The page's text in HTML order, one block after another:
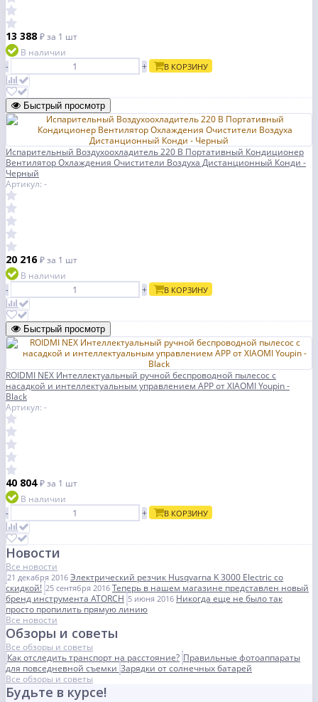
13 388 ₽за 1 шт
В наличии
-
+ В КОРЗИНУ
Быстрый просмотр
Испарительный Воздухоохладитель 220 В Портативный Кондиционер
Вентилятор Охлаждения Очистители Воздуха Дистанционный Конди -
Черный
Артикул: -
20 216₽за 1 шт
В наличии
-
+ В КОРЗИНУ
Быстрый просмотр
ROIDMI NEX Интеллектуальный ручной беспроводной пылесос с
насадкой и интеллектуальным управлением APP от XIAOMI Youpin -
Black
Артикул: -
40 804₽за 1 шт
В наличии
-
+ В КОРЗИНУ
Новости
Все новости
21 декабря 2016 Электрический резчик Husqvarna K 3000 Electric со
скидкой! 25 сентября 2016 Теперь в нашем магазине представлен новый
бренд инструмента ATORCH 5 июня 2016 Никогда еще не было так
просто пропилить прямую линию
Все новости
Обзоры и советы
Все обзоры и советы
Как отследить транспорт на расстояние? Правильные фотоаппараты
для повседневной съемки Зарядки от солнечных батарей
Все обзоры и советы
Будьте в курсе!